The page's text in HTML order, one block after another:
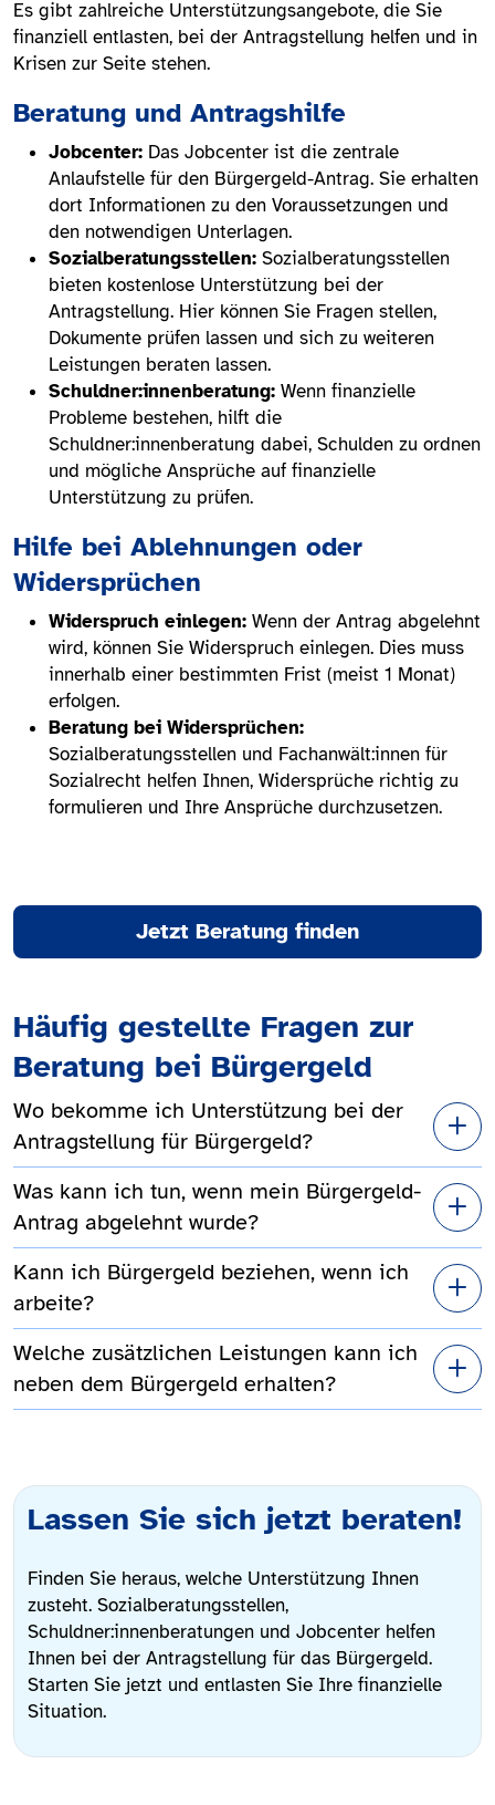
Es gibt zahlreiche Unterstützungsangebote, die Sie
finanziell entlasten, bei der Antragstellung helfen und in
Krisen zur Seite stehen.
Beratung und Antragshilfe
Jobcenter: Das Jobcenter ist die zentrale
Anlaufstelle für den Bürgergeld-Antrag. Sie erhalten
dort Informationen zu den Voraussetzungen und
den notwendigen Unterlagen.
Sozialberatungsstellen: Sozialberatungsstellen
bieten kostenlose Unterstützung bei der
Antragstellung. Hier können Sie Fragen stellen,
Dokumente prüfen lassen und sich zu weiteren
Leistungen beraten lassen.
Schuldner:innenberatung: Wenn finanzielle
Probleme bestehen, hilft die
Schuldner:innenberatung dabei, Schulden zu ordnen
und mögliche Ansprüche auf finanzielle
Unterstützung zu prüfen.
Hilfe bei Ablehnungen oder
Widersprüchen
Widerspruch einlegen: Wenn der Antrag abgelehnt
wird, können Sie Widerspruch einlegen. Dies muss
innerhalb einer bestimmten Frist (meist 1 Monat)
erfolgen.
Beratung bei Widersprüchen:
Sozialberatungsstellen und Fachanwält:innen für
Sozialrecht helfen Ihnen, Widersprüche richtig zu
formulieren und Ihre Ansprüche durchzusetzen.
Jetzt Beratung finden
Häufig gestellte Fragen zur
Beratung bei Bürgergeld
Wo bekomme ich Unterstützung bei der
Antragstellung für Bürgergeld?
Was kann ich tun, wenn mein Bürgergeld-
Antrag abgelehnt wurde?
Kann ich Bürgergeld beziehen, wenn ich
arbeite?
Welche zusätzlichen Leistungen kann ich
neben dem Bürgergeld erhalten?
Lassen Sie sich jetzt beraten!
Finden Sie heraus, welche Unterstützung Ihnen
zusteht. Sozialberatungsstellen,
Schuldner:innenberatungen und Jobcenter helfen
Ihnen bei der Antragstellung für das Bürgergeld.
Starten Sie jetzt und entlasten Sie Ihre finanzielle
Situation.